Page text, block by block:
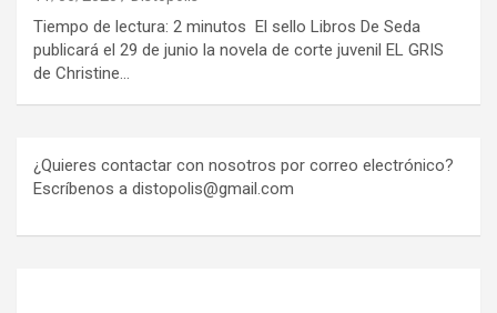
Tiempo de lectura: 2 minutos El sello Libros De Seda
publicará el 29 de junio la novela de corte juvenil EL GRIS
de Christine…
¿Quieres contactar con nosotros por correo electrónico?
Escríbenos a distopolis@gmail.com